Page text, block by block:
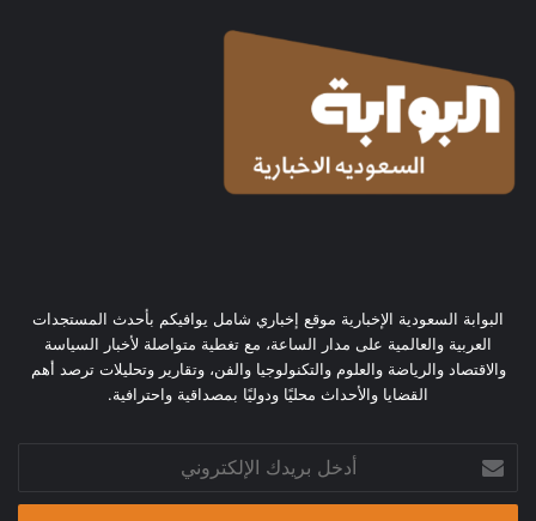
البوابة السعودية الإخبارية موقع إخباري شامل يوافيكم بأحدث المستجدات
العربية والعالمية على مدار الساعة، مع تغطية متواصلة لأخبار السياسة
والاقتصاد والرياضة والعلوم والتكنولوجيا والفن، وتقارير وتحليلات ترصد أهم
القضايا والأحداث محليًا ودوليًا بمصداقية واحترافية.
بريدك
الإلكتروني